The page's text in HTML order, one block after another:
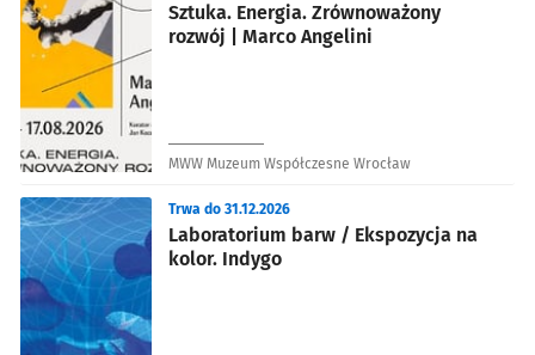
Sztuka. Energia. Zrównoważony
rozwój | Marco Angelini
MWW Muzeum Współczesne Wrocław
Laboratorium barw / Ekspozycja na
kolor. Indygo
Trwa do 31.12.2026